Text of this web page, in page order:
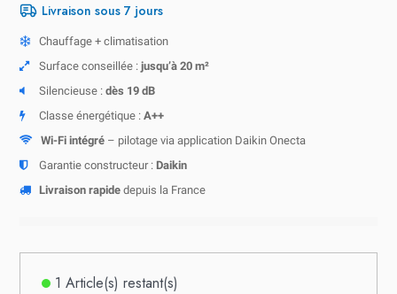
Livraison sous 7 jours
Chauffage + climatisation
Surface conseillée :jusqu’à 20 m²
Silencieuse :dès 19 dB
Classe énergétique :A++
Wi-Fi intégré – pilotage via application Daikin Onecta
Garantie constructeur :Daikin
Livraison rapide depuis la France
1 Article(s) restant(s)